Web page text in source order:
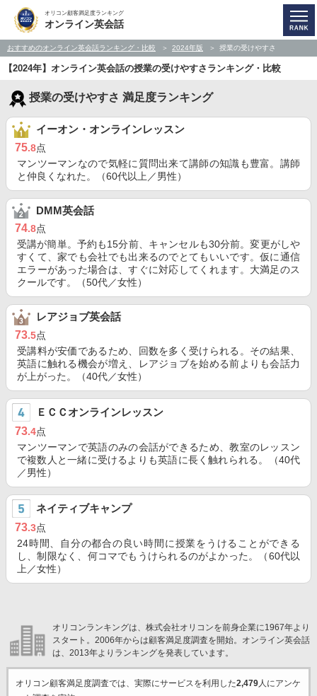
オリコン顧客満足度ランキング
オンライン英会話
おすすめのオンライン英会話ランキング・比較 2024年版 授業の受けやすさ
【2024年】オンライン英会話の授業の受けやすさランキング・比較
授業の受けやすさ 満足度ランキング
イーオン・オンラインレッスン
75.8点
マンツーマンなので気軽に質問出来て講師の知識も豊富。講師
と仲良くなれた。（60代以上／男性）
DMM英会話
74.8点
受講が簡単。予約も15分前、キャンセルも30分前。変更がしや
すくて、家でも会社でも出来るのでとてもいいです。仮に通信
エラーがあった場合は、すぐに対応してくれます。大満足のス
クールです。（50代／女性）
レアジョブ英会話
73.5点
受講料が安価であるため、回数を多く受けられる。その結果、
英語に触れる機会が増え、レアジョブを始める前よりも会話力
が上がった。（40代／女性）
ＥＣＣオンラインレッスン
73.4点
マンツーマンで英語のみの会話ができるため、教室のレッスン
で複数人と一緒に受けるよりも英語に長く触れられる。（40代
／男性）
ネイティブキャンプ
73.3点
24時間、自分の都合の良い時間に授業をうけることができる
し、制限なく、何コマでもうけられるのがよかった。（60代以
上／女性）
オリコンランキングは、株式会社オリコンを前身企業に1967年より
スタート。2006年からは顧客満足度調査を開始。オンライン英会話
は、2013年よりランキングを発表しています。
オリコン顧客満足度調査では、実際にサービスを利用した2,479人にアンケ